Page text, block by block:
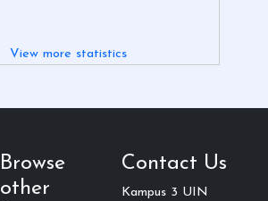
View more statistics
Browse
other
Contact Us
Kampus 3 UIN